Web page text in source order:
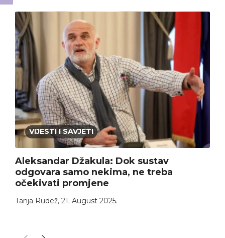
VIJESTI I SAVJETI
Aleksandar Džakula: Dok sustav
odgovara samo nekima, ne treba
očekivati promjene
Tanja Rudež, 21. August 2025.